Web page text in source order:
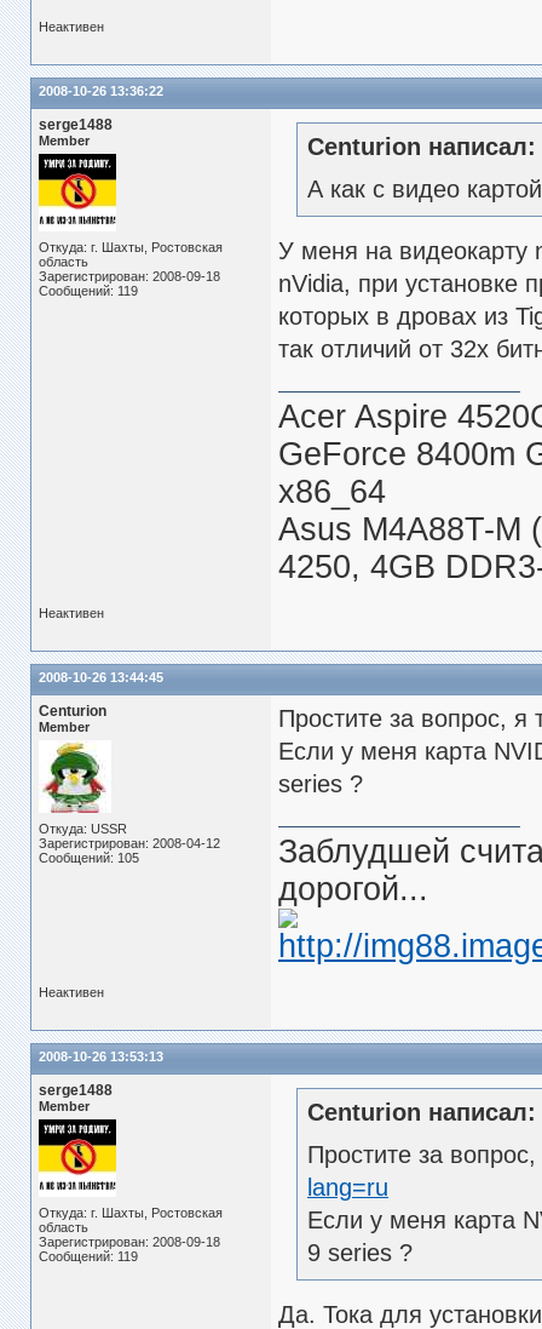
Неактивен
2008-10-26 13:36:22
serge1488
Member
Откуда: г. Шахты, Ростовская
область
Зарегистрирован: 2008-09-18
Сообщений: 119
Centurion написал:
А как с видео
У меня на видеокарту
nVidia, при установке
которых в дровах из
так отличий от 32х
Acer Aspire
GeForce 8400m
x86_64
Asus M4A88T-M
4250, 4GB
Неактивен
2008-10-26 13:44:45
Centurion
Member
Откуда: USSR
Зарегистрирован: 2008-04-12
Сообщений: 105
Простите за вопрос, я
Если у меня карта
series ?
Заблудшей
дорогой...
Неактивен
2008-10-26 13:53:13
serge1488
Member
Откуда: г. Шахты, Ростовская
область
Зарегистрирован: 2008-09-18
Сообщений: 119
Centurion написал:
Простите за
lang=ru
Если у меня карта
9 series ?
Да. Тока для